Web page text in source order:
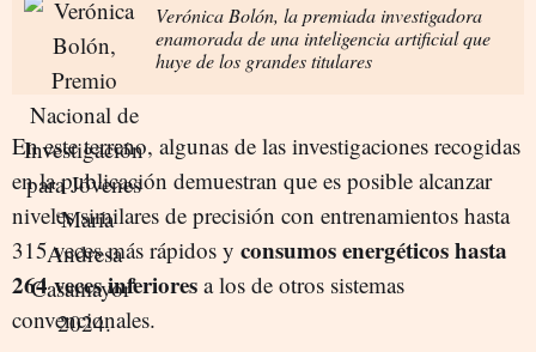
Verónica Bolón, la premiada investigadora
enamorada de una inteligencia artificial que
huye de los grandes titulares
En este terreno, algunas de las investigaciones recogidas
en la publicación demuestran que es posible alcanzar
niveles similares de precisión con entrenamientos hasta
315 veces más rápidos y consumos energéticos hasta
264 veces inferiores a los de otros sistemas
convencionales.